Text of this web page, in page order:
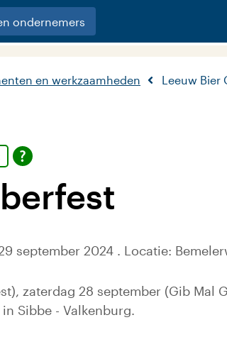
ondernemers
en werkzaamheden Leeuw Bier
september 2024 . Locatie:
zaterdag 28 september (Gib Mal
Sibbe - Valkenburg.